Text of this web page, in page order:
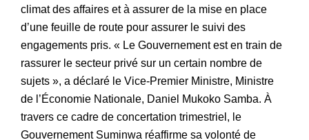
climat des affaires et à assurer de la mise en place
d’une feuille de route pour assurer le suivi des
engagements pris. « Le Gouvernement est en train de
rassurer le secteur privé sur un certain nombre de
sujets », a déclaré le Vice-Premier Ministre, Ministre
de l’Économie Nationale, Daniel Mukoko Samba. À
travers ce cadre de concertation trimestriel, le
Gouvernement Suminwa réaffirme sa volonté de